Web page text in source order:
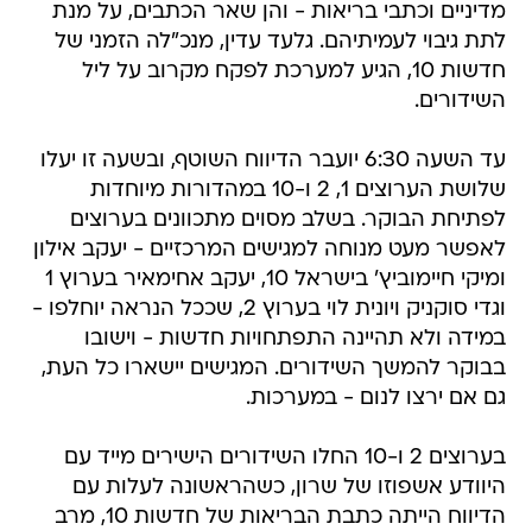
מדיניים וכתבי בריאות - והן שאר הכתבים, על מנת
לתת גיבוי לעמיתיהם. גלעד עדין, מנכ"לה הזמני של
חדשות 10, הגיע למערכת לפקח מקרוב על ליל
השידורים.
עד השעה 6:30 יועבר הדיווח השוטף, ובשעה זו יעלו
שלושת הערוצים 1, 2 ו-10 במהדורות מיוחדות
לפתיחת הבוקר. בשלב מסוים מתכוונים בערוצים
לאפשר מעט מנוחה למגישים המרכזיים - יעקב אילון
ומיקי חיימוביץ' בישראל 10, יעקב אחימאיר בערוץ 1
וגדי סוקניק ויונית לוי בערוץ 2, שככל הנראה יוחלפו -
במידה ולא תהיינה התפתחויות חדשות - וישובו
בבוקר להמשך השידורים. המגישים יישארו כל העת,
גם אם ירצו לנום - במערכות.
בערוצים 2 ו-10 החלו השידורים הישירים מייד עם
היוודע אשפוזו של שרון, כשהראשונה לעלות עם
הדיווח הייתה כתבת הבריאות של חדשות 10, מרב